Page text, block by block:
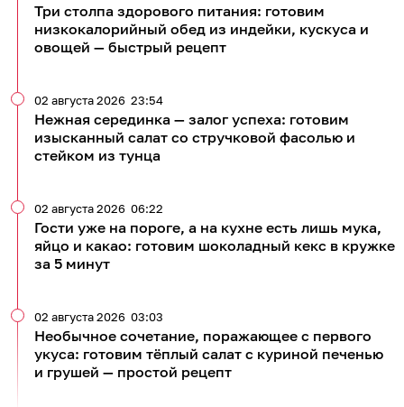
Три столпа здорового питания: готовим
низкокалорийный обед из индейки, кускуса и
овощей — быстрый рецепт
Нежная серединка — залог успеха: готовим
изысканный салат со стручковой фасолью и
стейком из тунца
02 августа 2026 23:54
Гости уже на пороге, а на кухне есть лишь мука,
яйцо и какао: готовим шоколадный кекс в кружке
за 5 минут
02 августа 2026 06:22
Необычное сочетание, поражающее с первого
укуса: готовим тёплый салат с куриной печенью
и грушей — простой рецепт
02 августа 2026 03:03